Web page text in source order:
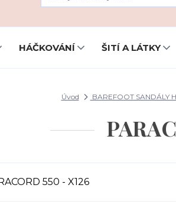
HÁČKOVÁNÍ ŠITÍ A LÁTKY
Úvod BAREFOOT SANDÁLY